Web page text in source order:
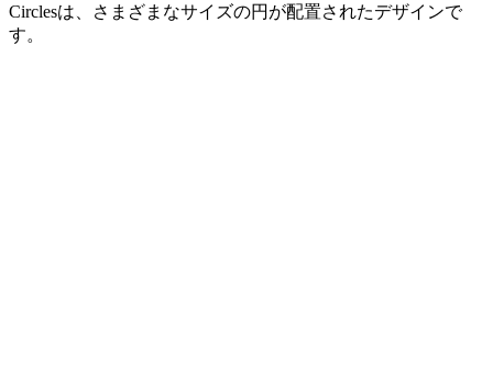
Circlesは、さまざまなサイズの円が配置されたデザインで
す。